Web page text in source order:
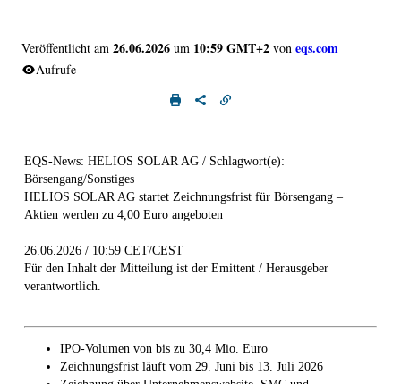
Veröffentlicht am 26.06.2026 um 10:59 GMT+2 von eqs.com
Aufrufe
EQS-News: HELIOS SOLAR AG / Schlagwort(e):
Börsengang/Sonstiges
HELIOS SOLAR AG startet Zeichnungsfrist für Börsengang –
Aktien werden zu 4,00 Euro angeboten
26.06.2026 / 10:59 CET/CEST
Für den Inhalt der Mitteilung ist der Emittent / Herausgeber
verantwortlich.
IPO-Volumen von bis zu 30,4 Mio. Euro
Zeichnungsfrist läuft vom 29. Juni bis 13. Juli 2026